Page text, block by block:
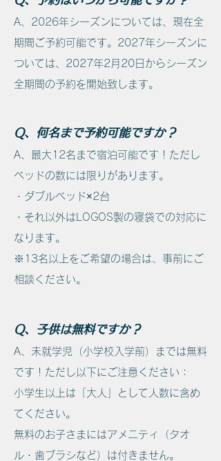
A、2026年シーズンについては、現在全
期間ご予約可能です。2027年シーズンに
ついては、2027年2月20日からシーズン
全期間の予約を開始致します。
Q、何名まで予約可能ですか？
A、 最大12名まで宿泊可能です！ただし
ベッドの数には限りがあります。
・ダブルベッド×2台
・それ以外はLOGOS製の寝袋での対応に
なります。
※13名以上をご希望の場合は、事前にご
相談ください。
Q、子供は無料ですか？
A、 未就学児（小学校入学前）までは無料
です！ただし以下にご注意ください：
小学生以上は「大人」として人数に含め
てください。
無料のお子さまにはアメニティ（タオ
ル・歯ブラシなど）は付きません。